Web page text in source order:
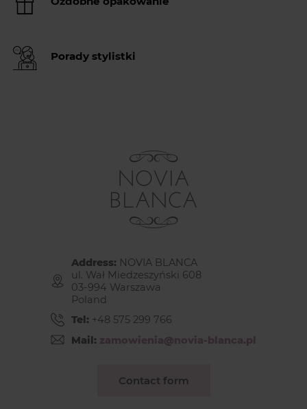
Porady stylistki
Address: NOVIA BLANCA
ul. Wał Miedzeszyński 608
03-994 Warszawa
Poland
Tel: +48 575 299 766
Mail: zamowienia@novia-blanca.pl
Contact form